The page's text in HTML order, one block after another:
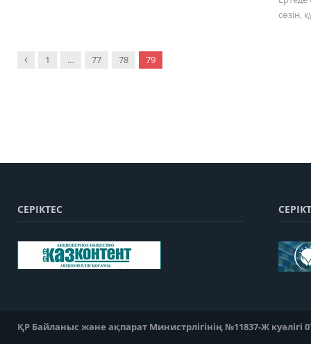
сөзін,
Previous
1 … 77 78 79
СЕРІКТЕС
ҚР Байланыс және ақпарат Министрлігінің №11837-Ж куәлігі